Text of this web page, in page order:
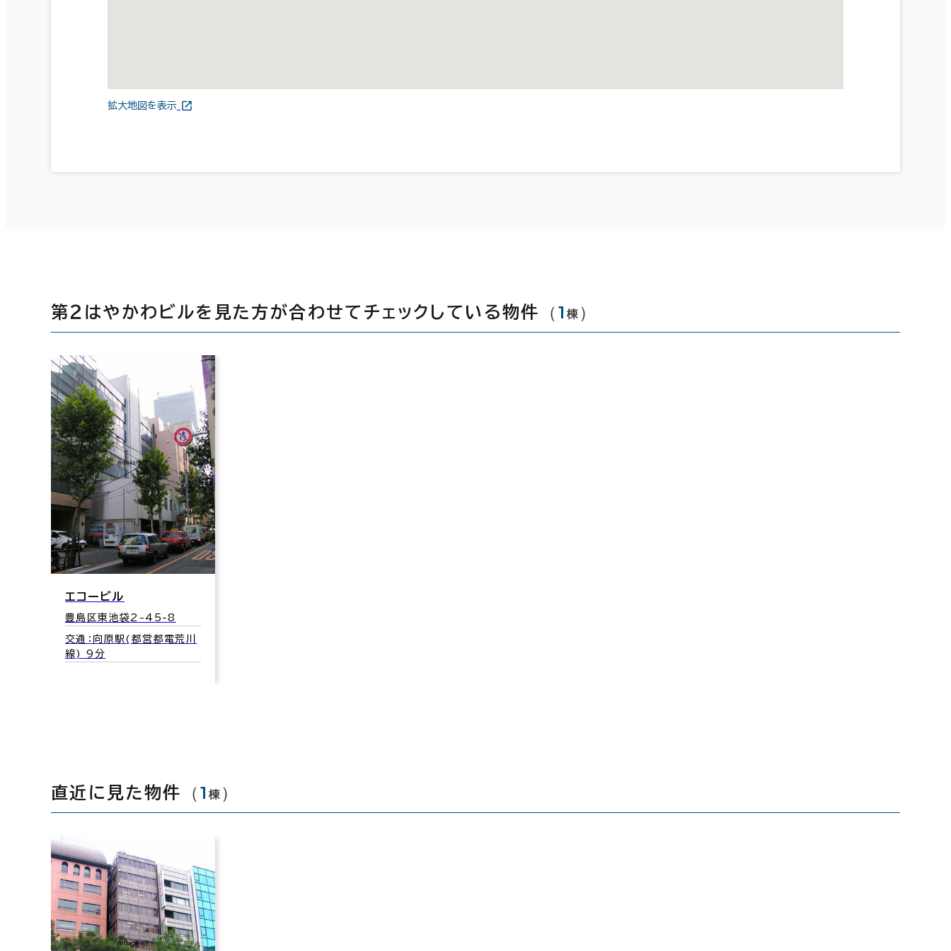
拡大地図を表示
第２はやかわビルを見た方が合わせてチェックしている物件 （1 棟 ）
エコービル
豊島区東池袋2-45-8
交通：向原駅(都営都電荒川
線) 9分
直近に見た物件 （1 棟 ）